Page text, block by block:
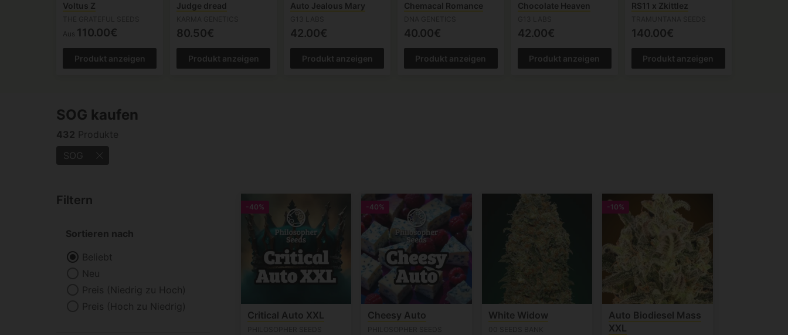
Voltus Z
Aus 110.00€
Produkt anzeigen
Judge dread
80.50€
Produkt anzeigen
Auto Jealous Mary
42.00€
Produkt anzeigen
Chemacal Romance
40.00€
Produkt anzeigen
Chocolate Heaven
42.00€
Produkt anzeigen
RS11 x Zkittlez
140.00€
Produkt anzeigen
SOG kaufen
432 Produkte
SOG
Filtern
Sortieren nach
Beliebt
Neu
Preis (Niedrig zu Hoch)
Preis (Hoch zu Niedrig)
-40%
Critical Auto XXL
-40%
Cheesy Auto White Widow
-10%
Auto Biodiesel Mass
XXL